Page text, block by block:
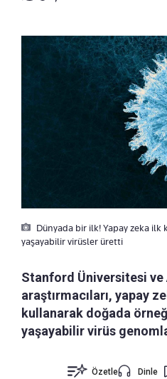
Dünyada bir ilk! Yapay zeka ilk
yaşayabilir virüsler üretti
Stanford Üniversitesi
araştırmacıları, yapay
kullanarak doğada
yaşayabilir virüs
Özetle Dinle